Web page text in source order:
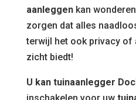
aanleggenkan
zorgen dat alles
terwijl het ook privacy of
zicht biedt!
U kan tuinaanlegger